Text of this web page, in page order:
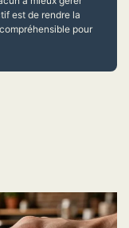
est de rendre la
pour